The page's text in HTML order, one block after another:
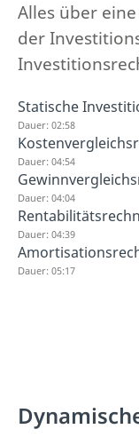
Alles über
der
Statische
Dauer: 02:58
Dauer: 04:54
Dauer: 04:04
Dauer: 04:39
Dauer: 05:17